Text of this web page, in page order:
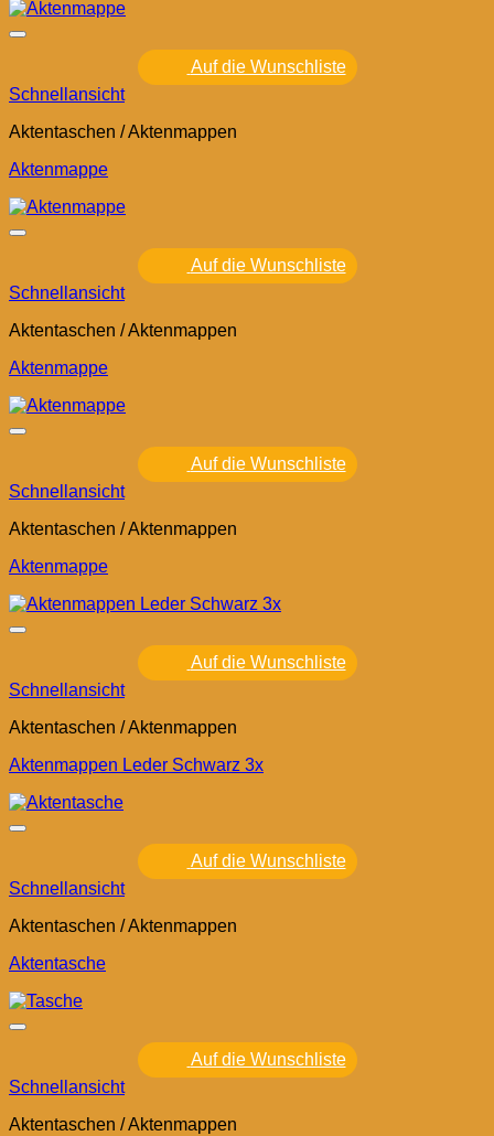
Auf die Wunschliste
Schnellansicht
Aktentaschen / Aktenmappen
Aktenmappe
Auf die Wunschliste
Schnellansicht
Aktentaschen / Aktenmappen
Aktenmappe
Auf die Wunschliste
Schnellansicht
Aktentaschen / Aktenmappen
Aktenmappe
Auf die Wunschliste
Schnellansicht
Aktentaschen / Aktenmappen
Aktenmappen Leder Schwarz 3x
Auf die Wunschliste
Schnellansicht
Aktentaschen / Aktenmappen
Aktentasche
Auf die Wunschliste
Schnellansicht
Aktentaschen / Aktenmappen